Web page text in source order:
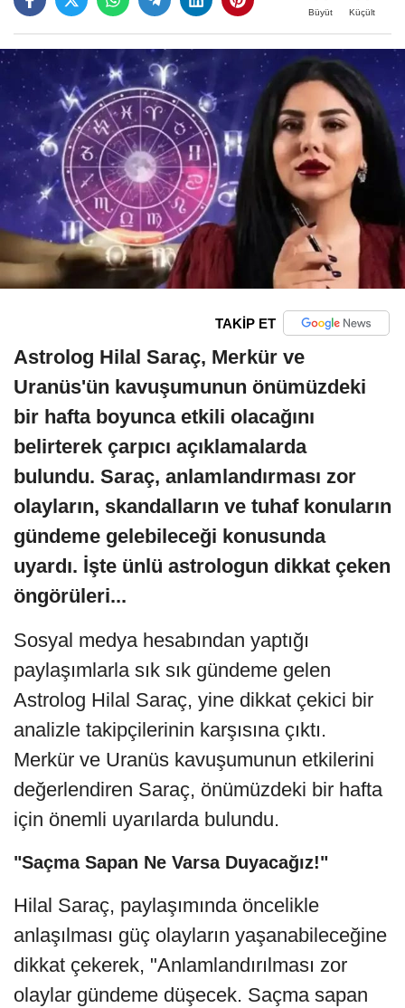
Büyüt Küçült
TAKİP ET
Astrolog Hilal Saraç, Merkür ve
Uranüs'ün kavuşumunun önümüzdeki
bir hafta boyunca etkili olacağını
belirterek çarpıcı açıklamalarda
bulundu. Saraç, anlamlandırması zor
olayların, skandalların ve tuhaf konuların
gündeme gelebileceği konusunda
uyardı. İşte ünlü astrologun dikkat çeken
öngörüleri...
Sosyal medya hesabından yaptığı
paylaşımlarla sık sık gündeme gelen
Astrolog Hilal Saraç, yine dikkat çekici bir
analizle takipçilerinin karşısına çıktı.
Merkür ve Uranüs kavuşumunun etkilerini
değerlendiren Saraç, önümüzdeki bir hafta
için önemli uyarılarda bulundu.
"Saçma Sapan Ne Varsa Duyacağız!"
Hilal Saraç, paylaşımında öncelikle
anlaşılması güç olayların yaşanabileceğine
dikkat çekerek, "Anlamlandırılması zor
olaylar gündeme düşecek. Saçma sapan